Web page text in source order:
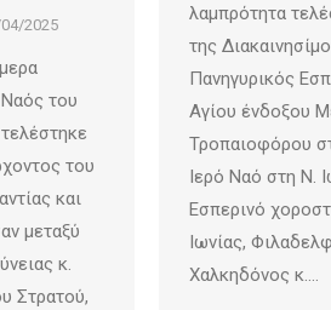
λαμπρότητα
της
Πανηγυρικός
Αγίου ένδοξου
Τροπαιοφόρου
Ιερό Ναό στη Ν.
Εσπερινό
Ιωνίας,
Χαλκηδόνος κ.…
2025
του
του
και
μεταξύ
κ.
Στρατού,